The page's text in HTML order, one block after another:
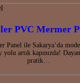
PVC Mermer
Panel ile Sakarya’da
yolu artık kapınızda!
pratik…